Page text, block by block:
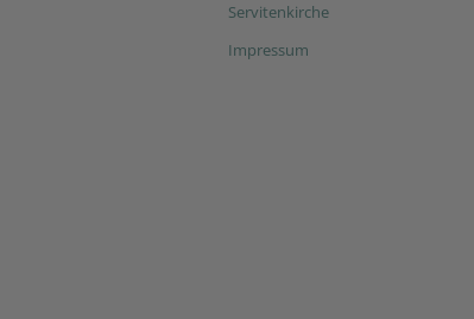
Servitenkirche
Impressum